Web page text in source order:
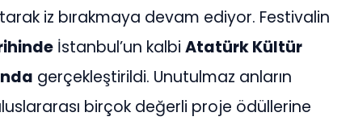
iz bırakmaya devam ediyor. Festivalin
İstanbul’un kalbi Atatürk Kültür
gerçekleştirildi. Unutulmaz anların
birçok değerli proje ödüllerine